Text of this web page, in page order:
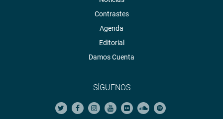
Contrastes
Agenda
Editorial
Damos Cuenta
SÍGUENOS